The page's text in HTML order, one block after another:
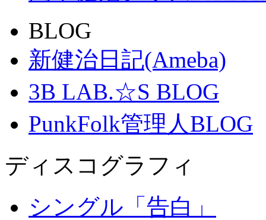
BLOG
新健治日記(Ameba)
3B LAB.☆S BLOG
PunkFolk管理人BLOG
ディスコグラフィ
シングル「告白」